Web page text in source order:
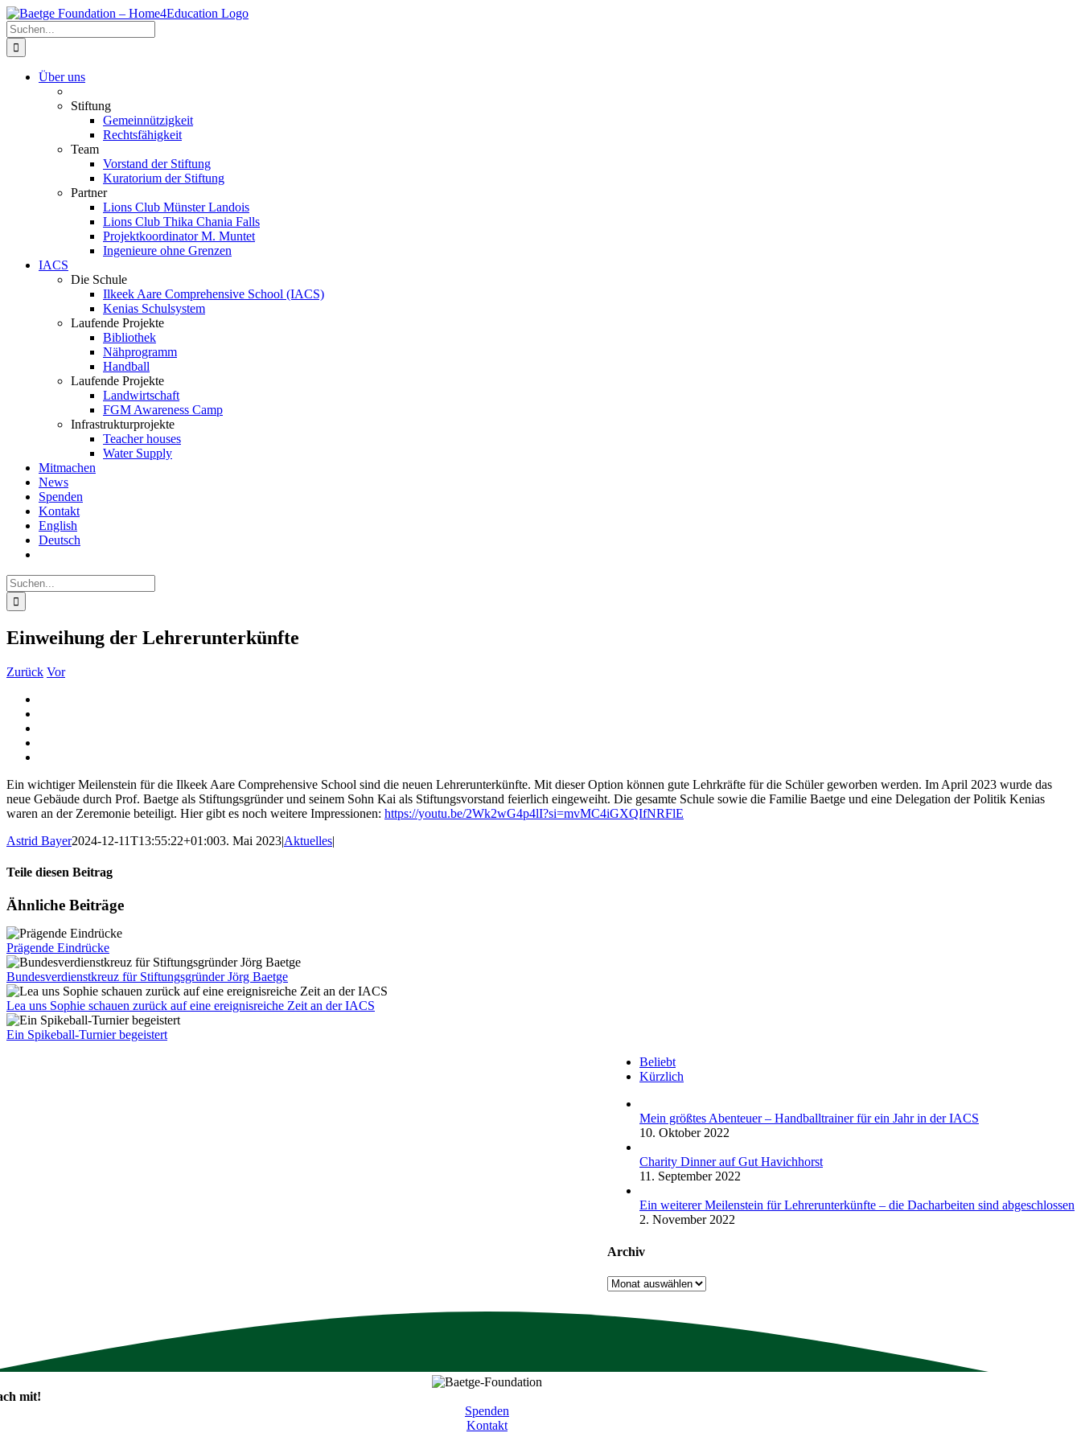
Zum
Inhalt
springen
Suche
nach:
Über uns
Stiftung
Gemeinnützigkeit
Rechtsfähigkeit
Team
Vorstand der Stiftung
Kuratorium der Stiftung
Partner
Lions Club Münster Landois
Lions Club Thika Chania Falls
Projektkoordinator M. Muntet
Ingenieure ohne Grenzen
IACS
Die Schule
Ilkeek Aare Comprehensive School (IACS)
Kenias Schulsystem
Laufende Projekte
Bibliothek
Nähprogramm
Handball
Laufende Projekte
Landwirtschaft
FGM Awareness Camp
Infrastrukturprojekte
Teacher houses
Water Supply
Mitmachen
News
Spenden
Kontakt
English
Deutsch
Suche
nach:
Einweihung der Lehrerunterkünfte
Zurück Vor
Ein wichtiger Meilenstein für die Ilkeek Aare Comprehensive School sind die neuen Lehrerunterkünfte. Mit dieser Option können gute Lehrkräfte für die Schüler geworben werden. Im April 2023 wurde das
neue Gebäude durch Prof. Baetge als Stiftungsgründer und seinem Sohn Kai als Stiftungsvorstand feierlich eingeweiht. Die gesamte Schule sowie die Familie Baetge und eine Delegation der Politik Kenias
waren an der Zeremonie beteiligt. Hier gibt es noch weitere Impressionen: https://youtu.be/2Wk2wG4p4lI?si=mvMC4iGXQIfNRFlE
Astrid Bayer2024-12-11T13:55:22+01:003. Mai 2023|Aktuelles|
Teile diesen Beitrag
Facebook
X
LinkedIn
WhatsApp
Pinterest
Xing
E-
Ähnliche Beiträge
Prägende Eindrücke
Bundesverdienstkreuz für Stiftungsgründer Jörg Baetge
Lea uns Sophie schauen zurück auf eine ereignisreiche Zeit an der IACS
Ein Spikeball-Turnier begeistert
Beliebt
Kürzlich
Mein größtes Abenteuer – Handballtrainer für ein Jahr in der IACS
10. Oktober 2022
Charity Dinner auf Gut Havichhorst
11. September 2022
Ein weiterer Meilenstein für Lehrerunterkünfte – die Dacharbeiten sind abgeschlossen
2. November 2022
Archiv
Archiv
mit!
Spenden
Kontakt